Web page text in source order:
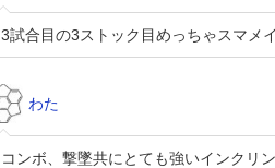
3試合目の3ストック目めっちゃスマメ
わた
コンボ、撃墜共にとても強いインクリン